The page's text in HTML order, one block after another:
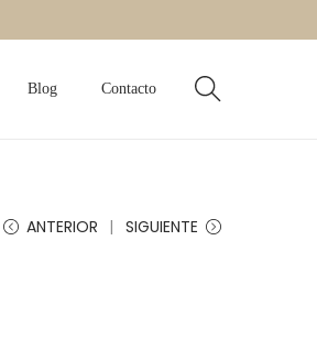
Blog Contacto
ANTERIOR SIGUIENTE